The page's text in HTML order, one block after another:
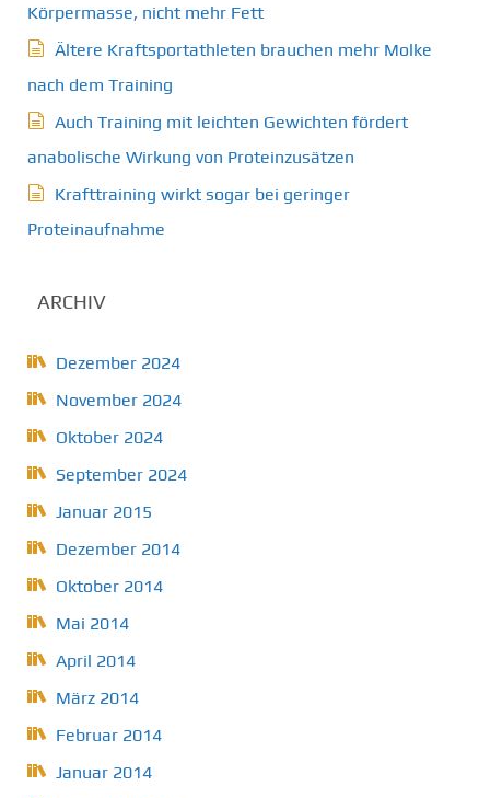
Körpermasse, nicht mehr Fett
Ältere Kraftsportathleten brauchen mehr Molke
nach dem Training
Auch Training mit leichten Gewichten fördert
anabolische Wirkung von Proteinzusätzen
Krafttraining wirkt sogar bei geringer
Proteinaufnahme
ARCHIV
Dezember 2024
November 2024
Oktober 2024
September 2024
Januar 2015
Dezember 2014
Oktober 2014
Mai 2014
April 2014
März 2014
Februar 2014
Januar 2014